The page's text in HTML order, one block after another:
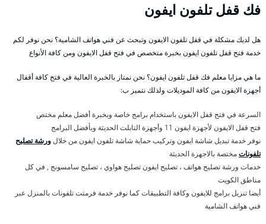
فك قفل تلفون ايفون
هل لديك مشكلة في قفل تلفون الايفون وتبحث عن فني هواتف الشامية؟ نحن نوفر لكم
خدمة فتح قفل تلفون ايفون بخبرة متخصص في فتح قفل الايفون ومن كافة الأنواع
ما هي مزايا معلم فك قفل تلفون ايفون؟ نحن نمتاز بالخبرة العالية في فتح كافة أقفال
أجهزة الايفون من كافة الموديلات ولذلك نتميز ب:
السرعة في فتح قفل الايفون باستخدام برامج خاصة وبخبرة أفضل معلم مختص
فتح قفل الايفون لأجهزة ايفون 11 وأجهزة التابلت الحديثة وبأفضل البرامج
نوفر خدمة تبديل شاشة ايفون وتركيب حماية شاشة تلفون ايفون من خلالورشة تصليح
تلفوناتمختصة بالاجهزة الحديثة
خدمات ورشة تصليح هواتف ، تصليح ايفون تصليح هواوي ، تصليح سامسونج , في كل
مناطق الكويت
أيضا تنزيل برامج للايفون وكافة التطبيقات كما نوفر خدمة فرمتت تلفونات بالمنزل عبر
فني هواتف الشامية